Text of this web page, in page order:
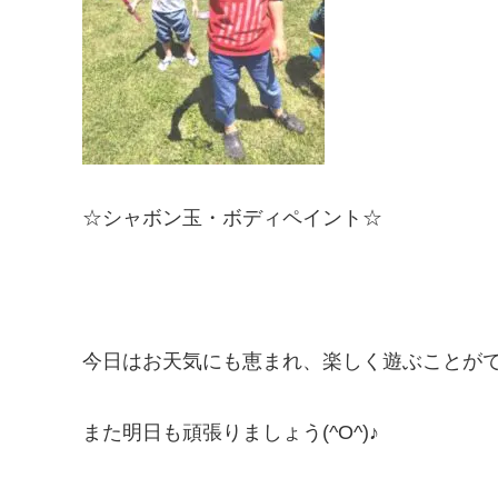
☆シャボン玉・ボディペイント☆
今日はお天気にも恵まれ、楽しく遊ぶことが
また明日も頑張りましょう(^O^)♪